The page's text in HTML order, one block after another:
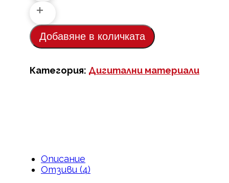
Classroom
Добавяне в количката
Категория: Дигитални материали
Описание
Отзиви (4)